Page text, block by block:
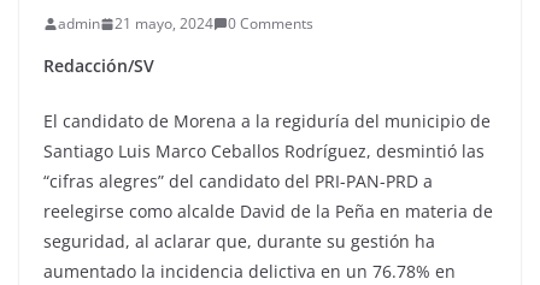
admin 21 mayo, 2024 0 Comments
Redacción/SV
El candidato de Morena a la regiduría del municipio de
Santiago Luis Marco Ceballos Rodríguez, desmintió las
“cifras alegres” del candidato del PRI-PAN-PRD a
reelegirse como alcalde David de la Peña en materia de
seguridad, al aclarar que, durante su gestión ha
aumentado la incidencia delictiva en un 76.78% en